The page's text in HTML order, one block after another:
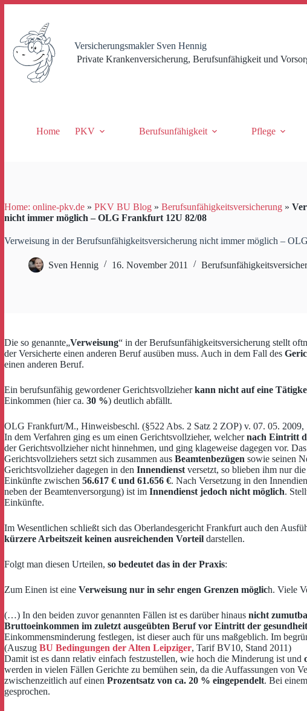
springen
Versicherungsmakler Sven Hennig
Private Krankenversicherung, Berufsunfähigkeit und
Home PKV Berufsunfähigkeit Pflege
Home: online-pkv.de » PKV BU Blog » Berufsunfähigkeitsversicherung »
nicht immer möglich – OLG Frankfurt 12U 82/08
Verweisung in der Berufsunfähigkeitsversicherung nicht immer möglich –
Sven Hennig 16. November 2011
Die so genannte„Verweisung“ in der Berufsunfähigkeitsversicherung stellt
der Versicherte einen anderen Beruf ausüben muss. Auch in dem Fall des
einen anderen Beruf.
Ein berufsunfähig gewordener Gerichtsvollzieherkann nicht auf eine
Einkommen (hier ca. 30 %) deutlich abfällt.
OLG Frankfurt/M., Hinweisbeschl. (§522 Abs. 2 Satz 2 ZOP) v. 07. 05. 2009,
In dem Verfahren ging es um einen Gerichtsvollzieher, welchernach Eintritt
der Gerichtsvollzieher nicht hinnehmen, und ging klageweise dagegen vor.
Gerichtsvollziehers setzt sich zusammen aus Beamtenbezügen sowie seinen
Gerichtsvollzieher dagegen in den Innendienst versetzt, so blieben ihm nur
Einkünfte zwischen 56.617 € und 61.656 €. Nach Versetzung in den
neben der Beamtenversorgung) ist im Innendienst jedoch nicht möglich.
Einkünfte.
Im Wesentlichen schließt sich das Oberlandesgericht Frankfurt auch den
kürzere Arbeitszeit keinen ausreichenden Vorteil darstellen.
Folgt man diesen Urteilen, so bedeutet das in der Praxis:
Zum Einen ist eine Verweisung nur in sehr engen Grenzen möglich. Viele
(…) In den beiden zuvor genannten Fällen ist es darüber hinaus nicht
Bruttoeinkommen im zuletzt ausgeübten Beruf vor Eintritt der
Einkommensminderung festlegen, ist dieser auch für uns maßgeblich. Im
(Auszug BU Bedingungen der Alten Leipziger, Tarif BV10, Stand 2011)
Damit ist es dann relativ einfach festzustellen, wie hoch die Minderung ist und
werden in vielen Fällen Gerichte zu bemühen sein, da die Auffassungen von
zwischenzeitlich auf einen Prozentsatz von ca. 20 % eingependelt. Bei
gesprochen.